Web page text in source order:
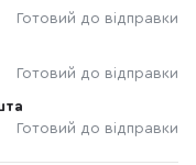
Готовий до відправки
Готовий до відправки
Готовий до відправки